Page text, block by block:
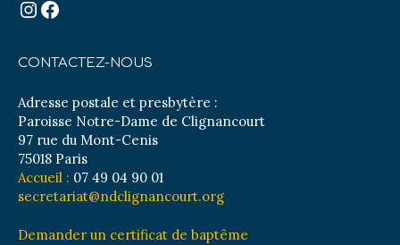
Instagram
Facebook
CONTACTEZ-NOUS
Adresse postale et presbytère :
Paroisse Notre-Dame de Clignancourt
97 rue du Mont-Cenis
75018 Paris
Accueil : 07 49 04 90 01
secretariat@ndclignancourt.org
Demander un certificat de baptême